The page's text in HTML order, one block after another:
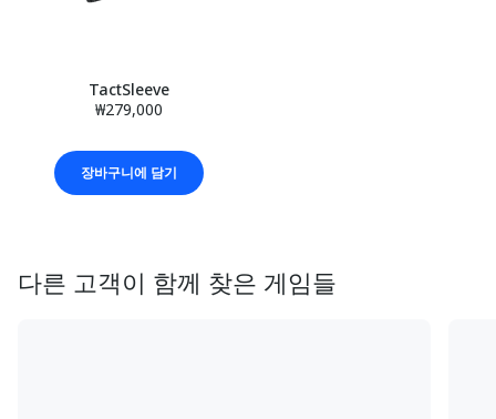
TactSleeve
₩279,000
장바구니에 담기
다른 고객이 함께 찾은 게임들